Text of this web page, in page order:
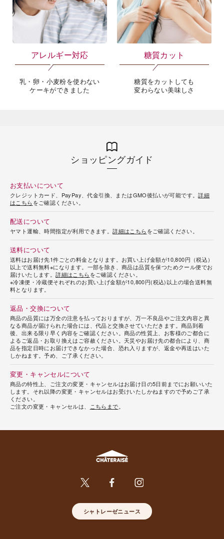
アレルギー対応
乳・卵・小麦粉を使わない
ケーキができました
糖質カット
糖質をカットしても
変わらない美味しさ
ショッピングガイド
お支払いについて
クレジットカード、PayPay、代金引換、またはGMO後払いが可能です。詳細
はこちらをご確認ください。
配送について
ヤマト運輸、時間指定が利用できます。詳細はこちらをご確認ください。
送料について
送料はお届け先1件ごとの料金となります。お買い上げ金額が10,800円（税込）
以上で送料無料※になります。一部を除き、商品は品質を保つためクール便でお
届けいたします。詳細はこちらをご確認ください。
※冷凍便・冷蔵便それぞれのお買い上げ金額が10,800円(税込)以上の場合送料無
料となります。
返品・交換について
商品の品質には万全の注意を払っておりますが、万一不良品やご注文内容と異
なる商品が届けられた場合には、代品と交換させていただきます。商品到着
後、出来る限り早く内容をご確認ください。商品の性質上、お客様のご都合に
よるご返品・お取り換えはご容赦ください。天災やお届け先の都合により、商
品を指定日時にお届けできなかった場合、恐れ入りますが、返金や再送はいた
しかねます。予め、ご了承ください。
変更・キャンセルについて
商品の特性上、ご注文の変更・キャンセルはお届け日の5日前までにお願いいた
します。それ以降の変更・キャンセルはお受けいたしかねますので予めご了承
ください。
ご注文の変更・キャンセルは、
こちらまで
シャトレーゼニュース
岳や末広がりを意味す
やつ時」という意味を込
。雄大な八ヶ岳山麓の自
る、こだわりのスイー